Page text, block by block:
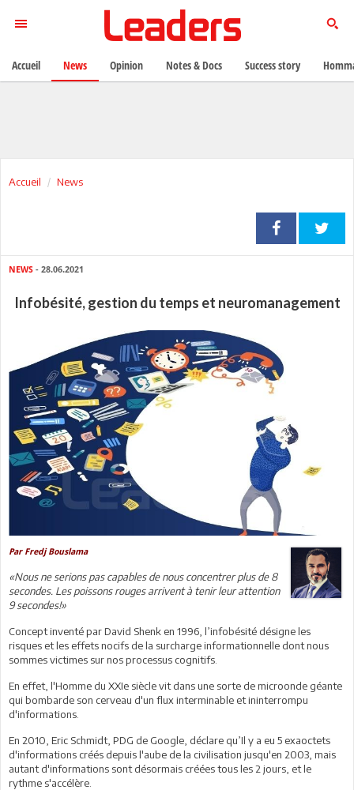
Accueil News
NEWS - 28.06.2021
Infobésité, gestion du temps et neuromanagement
Par Fredj Bouslama
«Nous ne serions pas capables de nous concentrer plus de 8
secondes. Les poissons rouges arrivent à tenir leur attention
9 secondes!»
Concept inventé par David Shenk en 1996, l’infobésité désigne les
risques et les effets nocifs de la surcharge informationnelle dont nous
sommes victimes sur nos processus cognitifs.
En effet, l'Homme du XXIe siècle vit dans une sorte de microonde géante
qui bombarde son cerveau d'un flux interminable et ininterrompu
d'informations.
En 2010, Eric Schmidt, PDG de Google, déclare qu’Il y a eu 5 exaoctets
d'informations créés depuis l'aube de la civilisation jusqu'en 2003, mais
autant d'informations sont désormais créées tous les 2 jours, et le
rythme s'accélère.
Accueil News Opinion Notes & Docs Success story